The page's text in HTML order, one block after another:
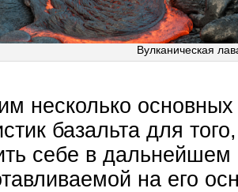
Вулканическая
несколько основных
базальта для
себе в
на его